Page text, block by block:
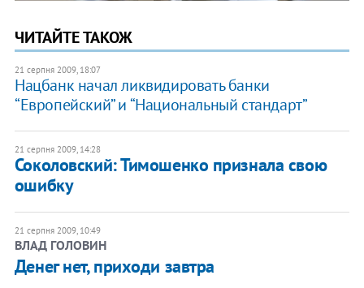
ЧИТАЙТЕ ТАКОЖ
21 серпня 2009, 18:07
Нацбанк начал ликвидировать банки
“Европейский” и “Национальный стандарт”
21 серпня 2009, 14:28
Соколовский: Тимошенко признала свою
ошибку
21 серпня 2009, 10:49
ВЛАД ГОЛОВИН
Денег нет, приходи завтра